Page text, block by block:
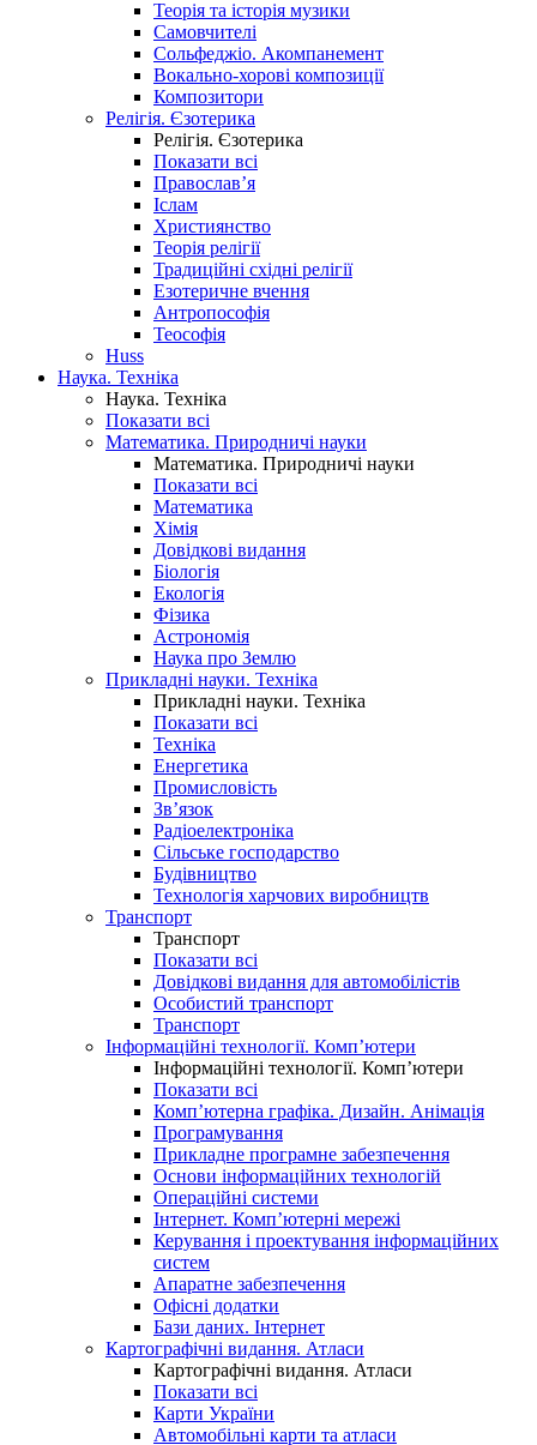
Теорія та історія музики
Самовчителі
Сольфеджіо. Акомпанемент
Вокально-хорові композиції
Композитори
Релігія. Єзотерика
Релігія. Єзотерика
Показати всі
Православ’я
Іслам
Християнство
Теорія релігії
Традиційні східні релігії
Езотеричне вчення
Антропософія
Теософія
Huss
Наука. Техніка
Наука. Техніка
Показати всі
Математика. Природничі науки
Математика. Природничі науки
Показати всі
Математика
Хімія
Довідкові видання
Біологія
Екологія
Фізика
Астрономія
Наука про Землю
Прикладні науки. Техніка
Прикладні науки. Техніка
Показати всі
Техніка
Енергетика
Промисловість
Зв’язок
Радіоелектроніка
Сільське господарство
Будівництво
Технологія харчових виробництв
Транспорт
Транспорт
Показати всі
Довідкові видання для автомобілістів
Особистий транспорт
Транспорт
Інформаційні технології. Комп’ютери
Інформаційні технології. Комп’ютери
Показати всі
Комп’ютерна графіка. Дизайн. Анімація
Програмування
Прикладне програмне забезпечення
Основи інформаційних технологій
Операційні системи
Інтернет. Комп’ютерні мережі
Керування і проектування інформаційних
систем
Апаратне забезпечення
Офісні додатки
Бази даних. Інтернет
Картографічні видання. Атласи
Картографічні видання. Атласи
Показати всі
Карти України
Автомобільні карти та атласи